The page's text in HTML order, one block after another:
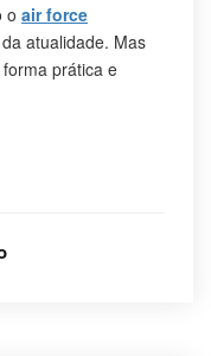
o air force
atualidade. Mas
prática e